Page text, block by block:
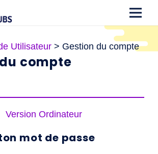
Utilisateur > Gestion du compte
compte
Version Ordinateur
mot de passe